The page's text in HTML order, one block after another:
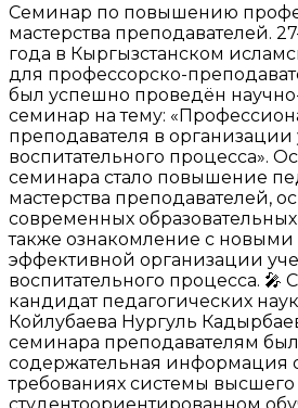
Семинар по повышению
мастерства преподавателей.
года в Кыргызстанском
для профессорско-
был успешно проведён
семинар на тему:
преподавателя в организации
воспитательного процесса».
семинара стало повышение
мастерства преподавателей,
современных образовательных
также ознакомление с
эффективной организации
воспитательного процесса. 🎤
кандидат педагогических
Койлубаева Нургуль
семинара преподавателям
содержательная информация
требованиях системы высшего